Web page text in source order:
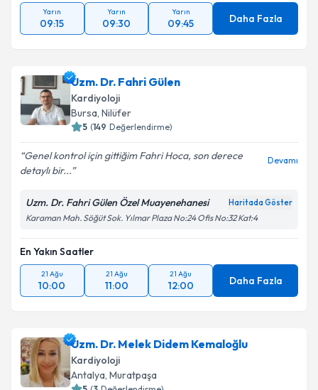
Yarın
09:15
Yarın
09:30
Yarın
09:45 Daha Fazla
Uzm. Dr. Fahri Gülen
Kardiyoloji
Bursa,Nilüfer
( Değerlendirme)
Genel kontrol için gittiğim Fahri Hoca, son derece
detaylı bir...
Uzm. Dr. Fahri Gülen Özel Muayenehanesi
Karaman Mah. Söğüt Sok. Yılmar Plaza No:24 Ofis No:32 Kat:4
En Yakın Saatler
21 Ağu
10:00
21 Ağu
11:00
21 Ağu
12:00 Daha Fazla
Uzm. Dr. Melek Didem Kemaloğlu
Kardiyoloji
Antalya, Muratpaşa